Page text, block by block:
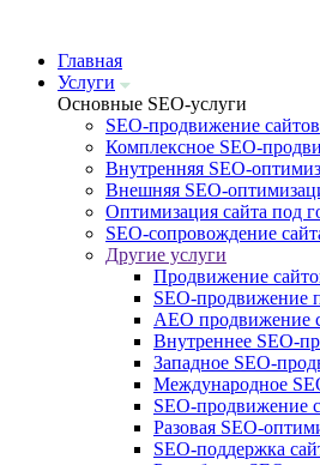
Главная
Услуги
Основные SEO-услуги
SEO-продвижение сайтов
Комплексное SEO-
Внутренняя SEO-
Внешняя SEO-
Оптимизация сайта под
SEO-сопровождение
Другие услуги
Продвижение
SEO-продвижение
AEO продвижение
Внутреннее SEO-
Западное SEO-
Международное
SEO-продвижение
Разовая SEO-
SEO-поддержка